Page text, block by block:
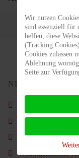
NEUSTE
Nachruf - Carl
Vorstand im Amt
Weihnachtsfeier
Wir nutzen
sind essenziell für
helfen, diese
(Tracking
Cookies zulassen
Ablehnung
Seite zur